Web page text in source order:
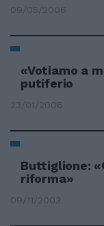
09/05/2006
«Votiamo a
putiferio
23/01/2006
Buttiglione:
riforma»
09/11/2003